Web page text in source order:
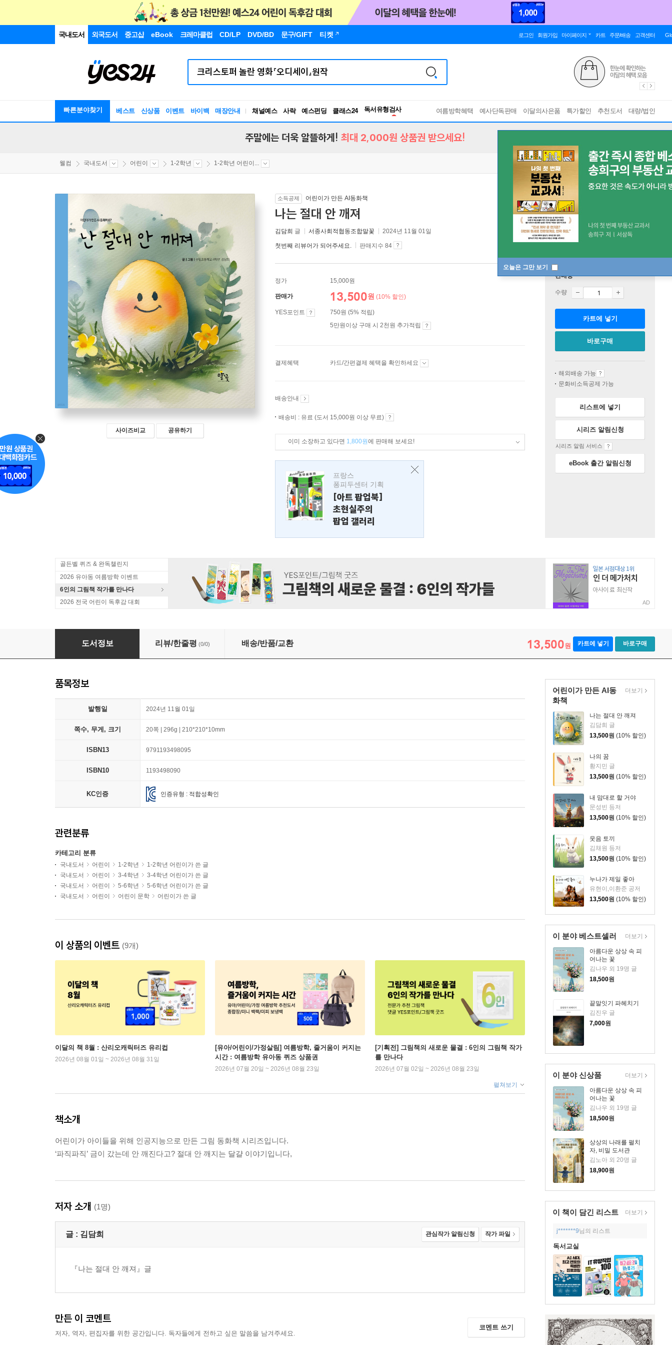
국내도서 외국도서 중고샵 eBook 크레마클럽 CD/LP DVD/BD 문구/GIFT 티켓 로그인 회원가입 마이페이지 카트 주문/배송 고객센터
빠른분야찾기 베스트 신상품 이벤트 바이백 매장안내 채널예스 사락 예스펀딩 클래스24
RBTI Lab
독서유형검사
여름방학혜택 예사단독판매 이달의사은품 특가할인 추천도서 대량/법인
오늘은 그만 보기
주말에는 더욱 알뜰하게! 최대 2,000원 상품권 받으세요!
웰컴 국내도서 어린이 1-2학년 1-2학년 어린이...
사이즈비교 공유하기
소득공제 어린이가 만든 AI동화책
나는 절대 안 깨져
김담희 글 서종사회적협동조합말꽃 2024년 11월 01일
첫번째 리뷰어가 되어주세요. 판매지수 84
정가 15,000원
판매가 13,500원 (10% 할인)
YES포인트
750원 (5% 적립)
5만원이상 구매 시 2천원 추가적립
결제혜택 카드/간편결제 혜택을 확인하세요
배송안내
배송비 : 유료 (도서 15,000원 이상 무료)
이미 소장하고 있다면 1,800원에 판매해 보세요!
프랑스
퐁피두센터 기획
[아트 팝업북]
초현실주의
팝업 갤러리
판매중
수량
카트에 넣기
바로구매
해외배송 가능
문화비소득공제 가능
리스트에 넣기
시리즈 알림신청
시리즈 알림 서비스
eBook 출간 알림신청
골든벨 퀴즈 & 완독챌린지
2026 유아동 여름방학 이벤트
6인의 그림책 작가를 만나다
2026 전국 어린이 독후감 대회
AD
나는 절대 안 깨져
도서정보 리뷰/한줄평 (0/0) 배송/반품/교환 13,500원 카트에 넣기 바로구매
어린이가 만든 AI동
화책
나는 절대 안 깨져
김담희 글
13,500원 (10% 할인)
나의 꿈
황지민 글
13,500원 (10% 할인)
내 맘대로 할 거야
문성빈 등저
13,500원 (10% 할인)
웃음 토끼
김채원 등저
13,500원 (10% 할인)
누나가 제일 좋아
유현이,이환준 공저
13,500원 (10% 할인)
더보기
이 분야 베스트셀러
아름다운 상상 속 피
어나는 꽃
김나우 외 19명 글
18,500원
끝말잇기 파헤치기
김진우 글
7,000원
더보기
이 분야 신상품
아름다운 상상 속 피
어나는 꽃
김나우 외 19명 글
18,500원
상상의 나래를 펼치
자, 비밀 도서관
김노아 외 20명 글
18,900원
더보기
이 책이 담긴 리스트 더보기
j*******9님의 리스트
독서교실
품목정보
발행일 2024년 11월 01일
쪽수, 무게, 크기 20쪽 | 296g | 210*210*10mm
ISBN13 9791193498095
ISBN10 1193498090
KC인증 인증유형 : 적합성확인
관련분류
카테고리 분류
국내도서 어린이 1-2학년
1-2학년 어린이가 쓴 글
국내도서
어린이 3-4학년
3-4학년 어린이가 쓴 글
국내도서
어린이 5-6학년
5-6학년 어린이가 쓴 글
국내도서
어린이 어린이 문학 어린이가 쓴 글
이 상품의 이벤트 (9개)
이달의 책 8월 : 산리오캐릭터즈 유리컵
2026년 08월 01일 ~ 2026년 08월 31일
[유아/어린이/가정살림] 여름방학, 줄거움이 커지는
시간 : 여름방학 유아동 퀴즈 상품권
2026년 07월 20일 ~ 2026년 08월 23일
[기획전] 그림책의 새로운 물결 : 6인의 그림책 작가
를 만나다
2026년 07월 02일 ~ 2026년 08월 23일
펼쳐보기
책소개
어린이가 아이들을 위해 인공지능으로 만든 그림 동화책 시리즈입니다.
‘파직파직’ 금이 갔는데 안 깨진다고? 절대 안 깨지는 달걀 이야기입니다,
저자 소개 (1명)
글 : 김담희 관심작가 알림신청 작가 파일
『나는 절대 안 깨져』글
만든 이 코멘트
저자, 역자, 편집자를 위한 공간입니다. 독자들에게 전하고 싶은 말씀을 남겨주세요.
코멘트 쓰기